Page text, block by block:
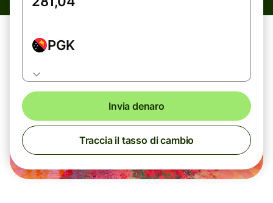
PGK
Invia denaro
Traccia il tasso di cambio